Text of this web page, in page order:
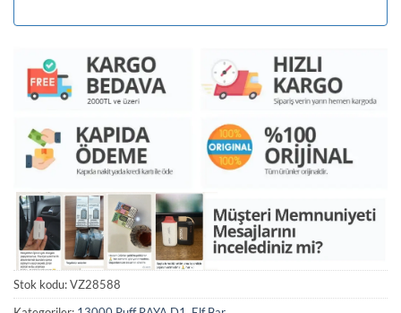
Stok kodu:VZ28588